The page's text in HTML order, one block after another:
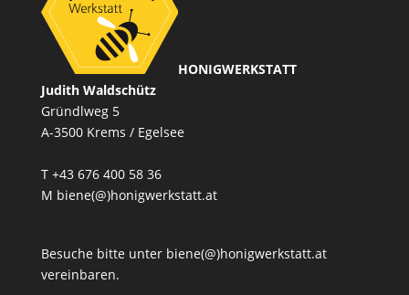
HONIGWERKSTATT
Judith Waldschütz
Gründlweg 5
A-3500 Krems / Egelsee
T +43 676 400 58 36
M biene(@)honigwerkstatt.at
Besuche bitte unter biene(@)honigwerkstatt.at
vereinbaren.